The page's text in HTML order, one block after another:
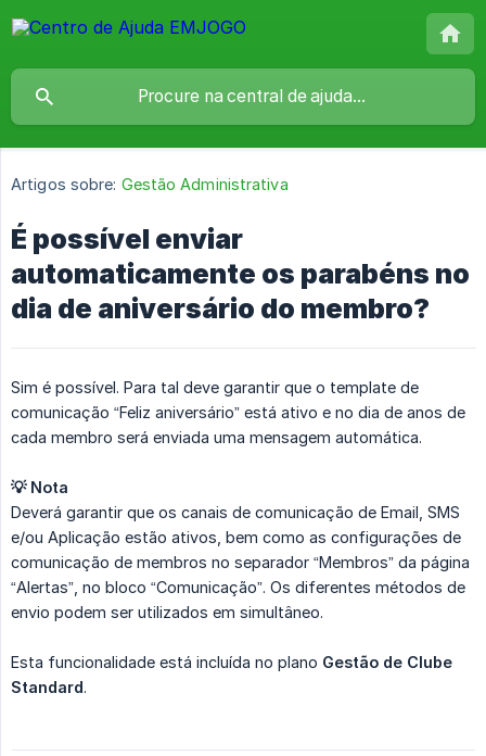
Artigos sobre: Gestão Administrativa
É possível enviar
automaticamente os parabéns no
dia de aniversário do membro?
Sim é possível. Para tal deve garantir que o template de
comunicação “Feliz aniversário” está ativo e no dia de anos de
cada membro será enviada uma mensagem automática.
💡 Nota
Deverá garantir que os canais de comunicação de Email, SMS
e/ou Aplicação estão ativos, bem como as configurações de
comunicação de membros no separador “Membros” da página
“Alertas”, no bloco “Comunicação”. Os diferentes métodos de
envio podem ser utilizados em simultâneo.
Esta funcionalidade está incluída no plano Gestão de Clube
Standard.